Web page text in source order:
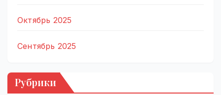
Октябрь 2025
Сентябрь 2025
Рубрики